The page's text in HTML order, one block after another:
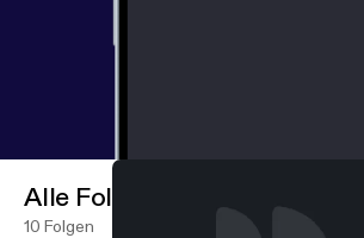
Alle Folgen
10 Folgen